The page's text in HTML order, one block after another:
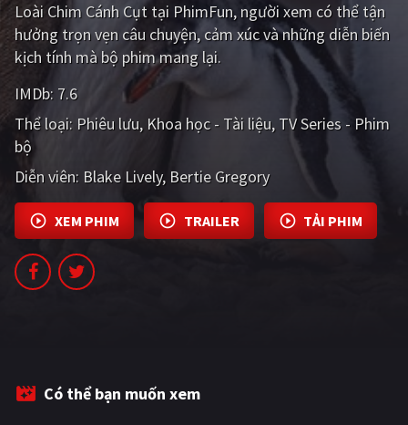
Âu - Mỹ Trung Quốc - Hồng Kông
Hàn Quốc Nhật Bản
Ấn Độ
Tổng hợp
CẬP NHẬT
PHIM MỚI
PHIM BỘ
PHIM LẺ
Loài Chim Cánh Cụt tại PhimFun, người xem có thể tận
hưởng trọn vẹn câu chuyện, cảm xúc và những diễn biến
kịch tính mà bộ phim mang lại.
IMDb: 7.6
Thể loại: Phiêu lưu Khoa học - Tài liệu TV Series - Phim
bộ
Diễn viên: Blake Lively Bertie Gregory
XEM PHIM TRAILER TẢI PHIM
Có thể bạn muốn xem